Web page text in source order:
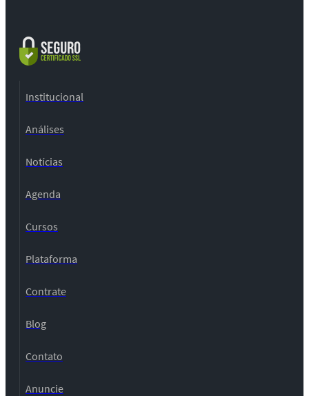
Institucional
Análises
Notícias
Agenda
Cursos
Plataforma
Contrate
Blog
Contato
Anuncie